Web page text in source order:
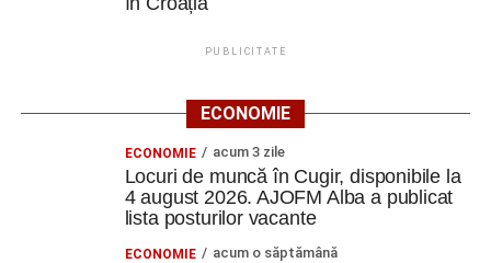
PUBLICITATE
ECONOMIE
ECONOMIE acum 3 zile
Locuri de muncă în Cugir, disponibile la
4 august 2026. AJOFM Alba a publicat
lista posturilor vacante
ECONOMIE acum o săptămână